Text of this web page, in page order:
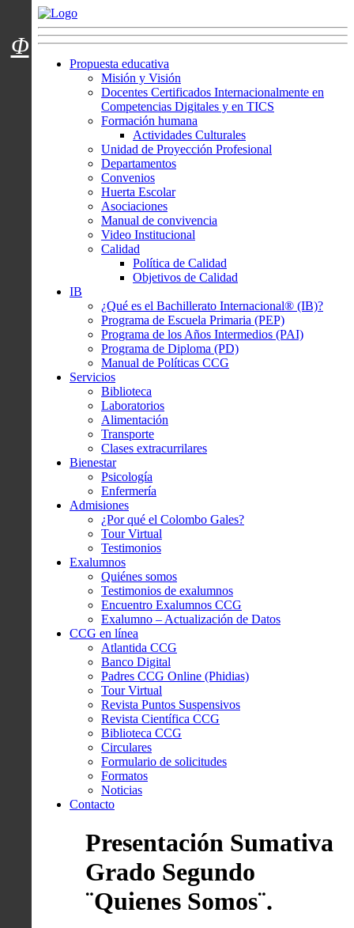
Menú usuarios
Propuesta educativa
Misión y Visión
Docentes Certificados Internacionalmente en
Competencias Digitales y en TICS
Formación humana
Actividades Culturales
Unidad de Proyección Profesional
Departamentos
Convenios
Huerta Escolar
Asociaciones
Manual de convivencia
Video Institucional
Calidad
Política de Calidad
Objetivos de Calidad
IB
¿Qué es el Bachillerato Internacional® (IB)?
Programa de Escuela Primaria (PEP)
Programa de los Años Intermedios (PAI)
Programa de Diploma (PD)
Manual de Políticas CCG
Servicios
Biblioteca
Laboratorios
Alimentación
Transporte
Clases extracurrilares
Bienestar
Psicología
Enfermería
Admisiones
¿Por qué el Colombo Gales?
Tour Virtual
Testimonios
Exalumnos
Quiénes somos
Testimonios de exalumnos
Encuentro Exalumnos CCG
Exalumno – Actualización de Datos
CCG en línea
Atlantida CCG
Banco Digital
Padres CCG Online (Phidias)
Tour Virtual
Revista Puntos Suspensivos
Revista Científica CCG
Biblioteca CCG
Circulares
Formulario de solicitudes
Formatos
Noticias
Contacto
Presentación Sumativa
Grado Segundo
¨Quienes Somos¨.
Φ